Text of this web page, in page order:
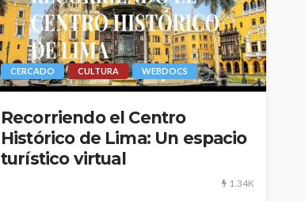
CERCADO CULTURA WEBDOCS
Recorriendo el Centro
Histórico de Lima: Un espacio
turístico virtual
1.34K